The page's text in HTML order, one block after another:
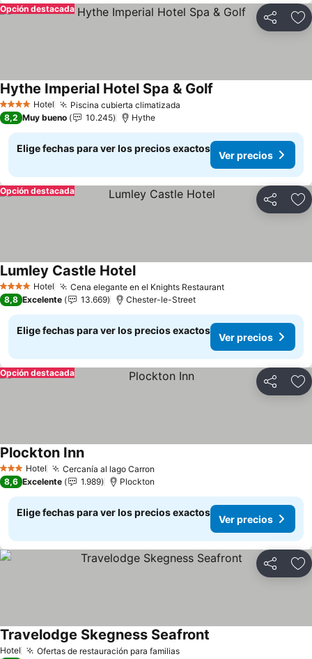
Compartir
Opción destacada
4 EstrellasHotel Piscina cubierta climatizada
Hythe Imperial Hotel Spa & Golf
8,2 Muy bueno 10.245 Hythe
Elige fechas para ver los precios exactos
Ver precios
Compartir
Opción destacada
4 EstrellasHotel Cena elegante en el Knights RestaurantVer precios
Lumley Castle HotelVer precios
8,8 Excelente 13.669 Chester-le-Street
Elige fechas para ver los precios exactos
Ver precios
Compartir
Opción destacada
3 Estrellas
Hotel Cercanía al lago Carron
Plockton InnVer precios
8,6 Excelente 1.989 Plockton
Elige fechas para ver los precios exactos
Ver precios
Compartir
Hotel Ofertas de restauración para familiasVer precios
Travelodge Skegness Seafront